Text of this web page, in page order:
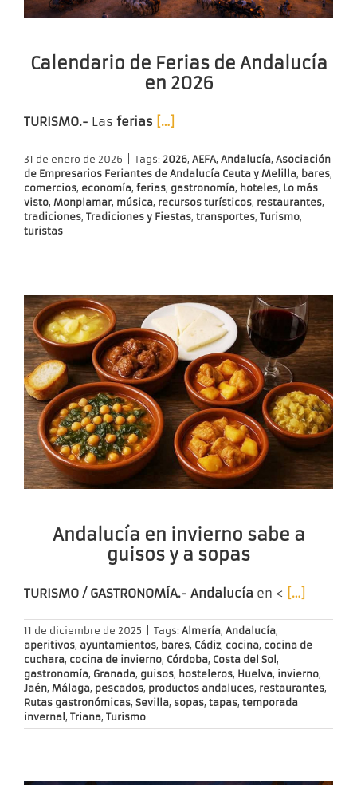
Calendario de Ferias de Andalucía
en 2026
TURISMO.- Las ferias […]
31 de enero de 2026 Tags: 2026, AEFA, Andalucía, Asociación
de Empresarios Feriantes de Andalucía Ceuta y Melilla, bares,
comercios, economía, ferias, gastronomía, hoteles, Lo más
visto, Monplamar, música, recursos turísticos, restaurantes,
tradiciones, Tradiciones y Fiestas, transportes, Turismo,
turistas
Andalucía en invierno sabe a
guisos y a sopas
TURISMO / GASTRONOMÍA.- Andalucía en < […]
11 de diciembre de 2025 Tags: Almería, Andalucía,
aperitivos, ayuntamientos, bares, Cádiz, cocina, cocina de
cuchara, cocina de invierno, Córdoba, Costa del Sol ,
gastronomía, Granada, guisos, hosteleros, Huelva, invierno,
Jaén, Málaga, pescados, productos andaluces, restaurantes,
Rutas gastronómicas, Sevilla, sopas, tapas, temporada
invernal , Triana, Turismo